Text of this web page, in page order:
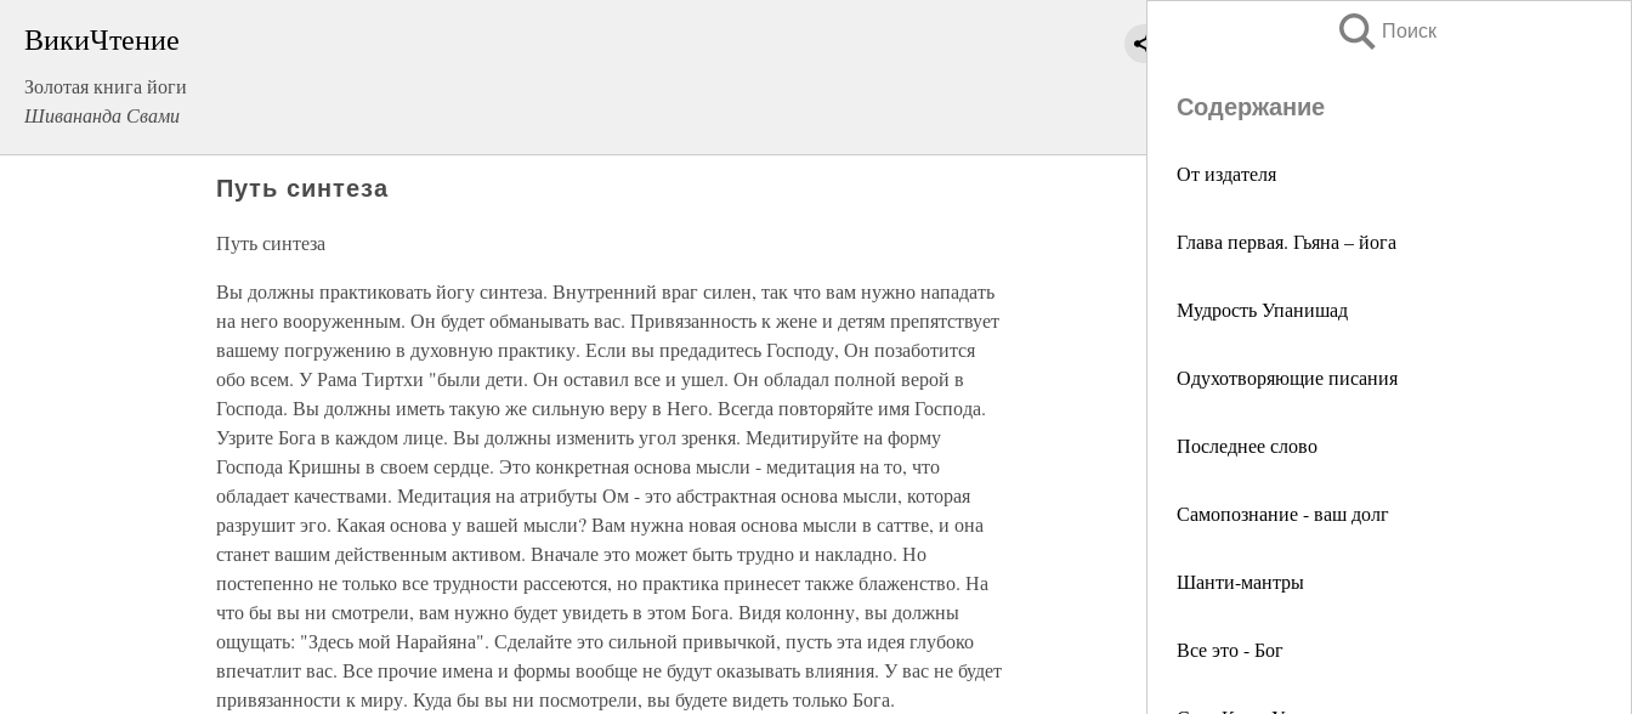
ВикиЧтение
Золотая книга йоги
Шивананда Свами
Поиск
Содержание
От издателя
Глава первая. Гьяна – йога
Мудрость Упанишад
Одухотворяющие писания
Последнее слово
Самопознание - ваш долг
Шанти-мантры
Все это - Бог
Путь синтеза
Путь синтеза
Вы должны практиковать йогу синтеза. Внутренний враг силен, так что вам нужно нападать
на него вооруженным. Он будет обманывать вас. Привязанность к жене и детям препятствует
вашему погружению в духовную практику. Если вы предадитесь Господу, Он позаботится
обо всем. У Рама Тиртхи "были дети. Он оставил все и ушел. Он обладал полной верой в
Господа. Вы должны иметь такую же сильную веру в Него. Всегда повторяйте имя Господа.
Узрите Бога в каждом лице. Вы должны изменить угол зренкя. Медитируйте на форму
Господа Кришны в своем сердце. Это конкретная основа мысли - медитация на то, что
обладает качествами. Медитация на атрибуты Ом - это абстрактная основа мысли, которая
разрушит эго. Какая основа у вашей мысли? Вам нужна новая основа мысли в саттве, и она
станет вашим действенным активом. Вначале это может быть трудно и накладно. Но
постепенно не только все трудности рассеются, но практика принесет также блаженство. На
что бы вы ни смотрели, вам нужно будет увидеть в этом Бога. Видя колонну, вы должны
ощущать: "Здесь мой Нарайяна". Сделайте это сильной привычкой, пусть эта идея глубоко
впечатлит вас. Все прочие имена и формы вообще не будут оказывать влияния. У вас не будет
привязанности к миру. Куда бы вы ни посмотрели, вы будете видеть только Бога.